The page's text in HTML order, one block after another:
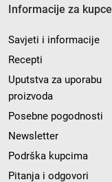
Informacije za kupce
Savjeti i informacije
Recepti
Uputstva za uporabu
proizvoda
Posebne pogodnosti
Newsletter
Podrška kupcima
Pitanja i odgovori